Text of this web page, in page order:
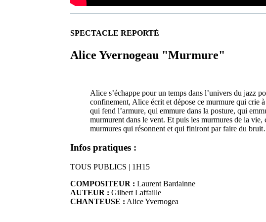
SPECTACLE REPORTÉ
Alice Yvernogeau "Murmure"
Alice s’échappe pour un temps dans l’univers du jazz
confinement, Alice écrit et dépose ce murmure qui crie
qui fend l’armure, qui emmure dans la posture, qui
murmurent dans le vent. Et puis les murmures de la
murmures qui résonnent et qui finiront par faire du
Infos pratiques :
TOUS PUBLICS | 1H15
COMPOSITEUR : Laurent Bardainne
AUTEUR : Gilbert Laffaille
CHANTEUSE : Alice Yvernogea